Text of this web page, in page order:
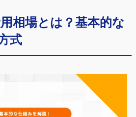
相場とは？基本的な
式